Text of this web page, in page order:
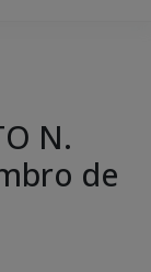
N.
de